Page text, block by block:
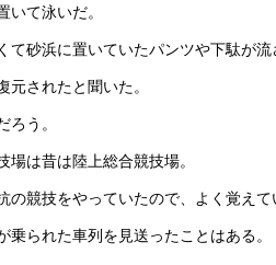
て泳いだ。
砂浜に置いていたパンツや下駄が流
されたと聞いた。
う。
は昔は陸上総合競技場。
競技をやっていたので、よく覚えて
られた車列を見送ったことはある。